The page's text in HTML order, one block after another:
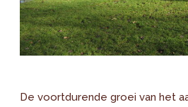
De voortdurende groei van het